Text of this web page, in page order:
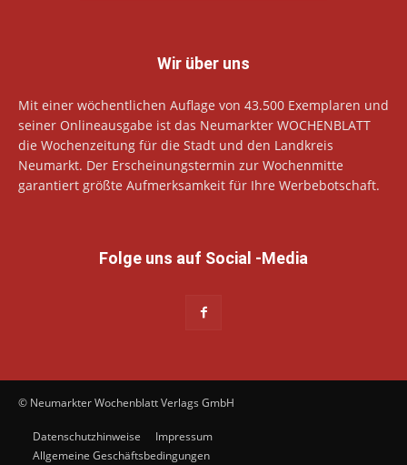
Wir über uns
Mit einer wöchentlichen Auflage von 43.500 Exemplaren und
seiner Onlineausgabe ist das Neumarkter WOCHENBLATT
die Wochenzeitung für die Stadt und den Landkreis
Neumarkt. Der Erscheinungstermin zur Wochenmitte
garantiert größte Aufmerksamkeit für Ihre Werbebotschaft.
Folge uns auf Social -Media
© Neumarkter Wochenblatt Verlags GmbH
Datenschutzhinweise
Impressum
Allgemeine Geschäftsbedingungen